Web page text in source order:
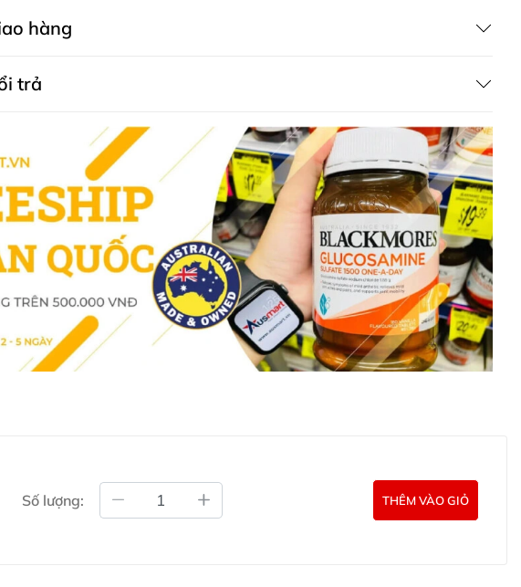
dưỡng da du lịch Sukin Travel Pack
Betaine, Decyl Glucoside, PEG-150 Pentaerythrityl
Macadamia Ternifolia Seed Oil, Rosa Canina Fruit Oil (Rose Hip),
(Evening Primrose) Oil, Citrus Tangerina (Tangerine) Peel Oil,
(Mandarin Orange) Peel Oil, Lavandula Angustifolia (Lavender) Oil,
Planifolia Fruit Extract, Phenoxyethanol, Benzyl Alcohol, Limonene*,
Natural component of essential oils.
Ẩm Du Lịch Sukin Signature 50ml: Water (Aqua), Aloe Barbadensis
Sesamum Indicum (Sesame) Seed Oil, Cetearyl Alcohol, Glycerin, Cetyl
20, Rosa Canina Fruit Oil (Rose Hip), Theobroma Cacao (Cocoa)
Butyrospermum Parkii (Shea Butter), Simmondsia Chinensis (Jojoba)
Gratissima (Avocado) Oil, Triticum Vulgare (Wheat) Germ Oil,
(Vitamin E), Equisetum Arvense Extract (Horsetail) , Arctium Lappa Root
dầu xả Sukin Natural Balance Shampoo 50ml: Water (Aqua), Aloe
Leaf Juice, Cetyl Alcohol, Cetrimonium Chloride, Sesamum Indicum
hàng
trả
Số lượng: THÊM VÀO GIỎ